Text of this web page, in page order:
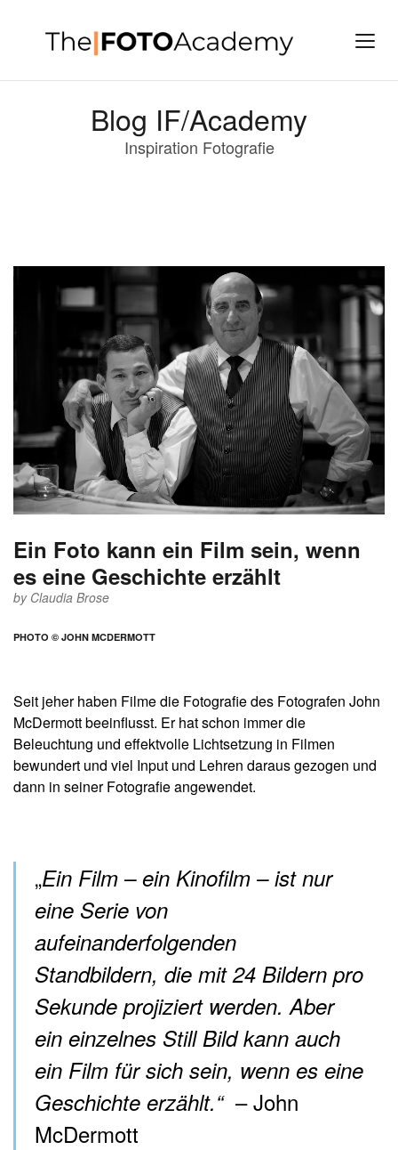
Blog IF/Academy
Inspiration Fotografie
Ein Foto kann ein Film sein, wenn
es eine Geschichte erzählt
by Claudia Brose
PHOTO © JOHN MCDERMOTT
Seit jeher haben Filme die Fotografie des Fotografen John
McDermott beeinflusst. Er hat schon immer die
Beleuchtung und effektvolle Lichtsetzung in Filmen
bewundert und viel Input und Lehren daraus gezogen und
dann in seiner Fotografie angewendet.
„Ein Film – ein Kinofilm – ist nur
eine Serie von
aufeinanderfolgenden
Standbildern, die mit 24 Bildern pro
Sekunde projiziert werden. Aber
ein einzelnes Still Bild kann auch
ein Film für sich sein, wenn es eine
Geschichte erzählt.“– John
McDermott